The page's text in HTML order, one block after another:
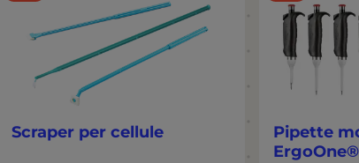
Scraper per cellule
Pipette
ErgoOne®